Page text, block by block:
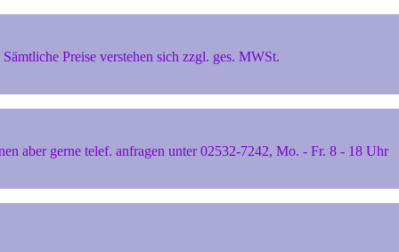
Preise verstehen sich zzgl. ges. MWSt.
aber gerne telef. anfragen unter 02532-7242, Mo. - Fr. 8 - 18 Uhr